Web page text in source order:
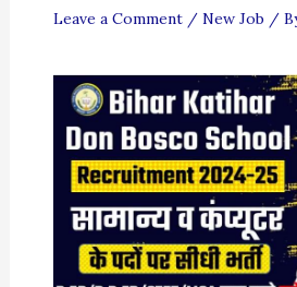
Leave a Comment / New Job /